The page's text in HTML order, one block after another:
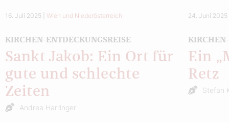
16. Juli 2025 Wien und Niederösterreich
KIRCHEN-ENTDECKUNGSREISE
Sankt Jakob: Ein Ort für
gute und schlechte
Zeiten
Andrea Harringer
24. Juni 2025
Ein
Retz
Stefan